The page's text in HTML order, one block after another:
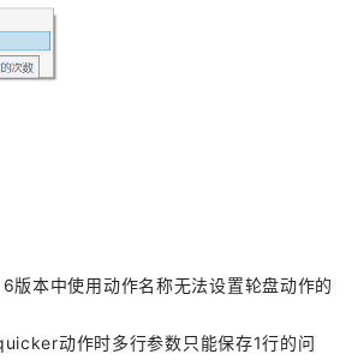
版本中使用动作名称无法设置轮盘动作的
动作时多行参数只能保存1行的问